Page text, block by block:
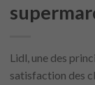
Lidl, une des
satisfaction des